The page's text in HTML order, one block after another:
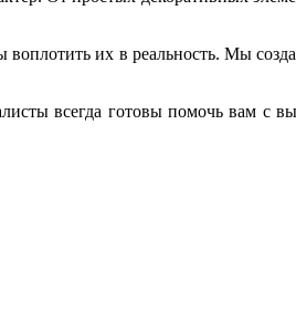
их в реальность. Мы
всегда готовы помочь вам с